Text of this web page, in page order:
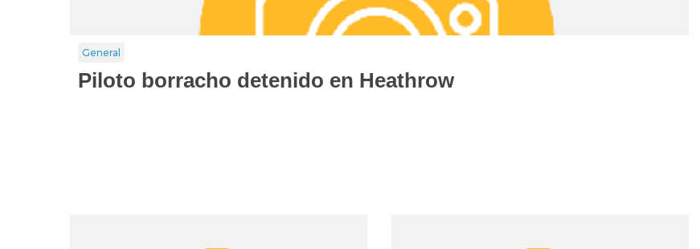
General
Piloto borracho detenido en Heathrow